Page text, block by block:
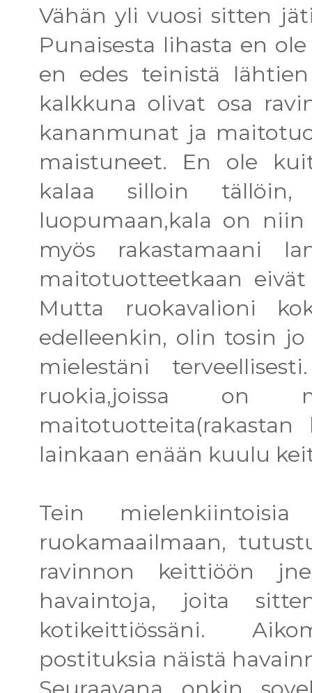
Vähän yli vuosi sitten
Punaisesta lihasta en
en edes teinistä
kalkkuna olivat osa
kananmunat ja
maistuneet. En ole
kalaa silloin
luopumaan,kala on
myös rakastamaani
maitotuotteetkaan
Mutta ruokavalioni
edelleenkin, olin tosin
mielestäni
ruokia,joissa on
lainkaan enään kuulu
Tein mielenkiintoisia
ruokamaailmaan,
ravinnon keittiöön
havaintoja, joita
kotikeittiössäni.
postituksia näistä